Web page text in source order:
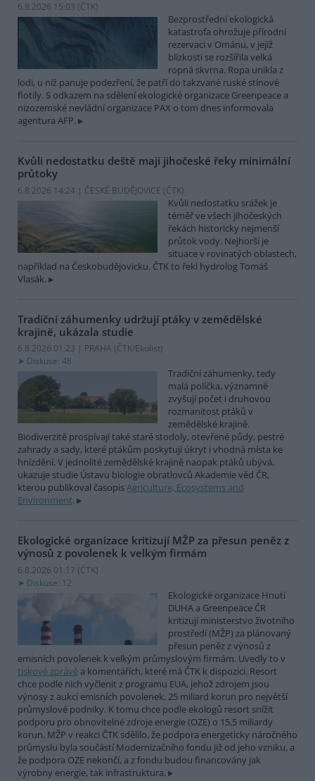
6.8.2026 15:03 (ČTK)
Bezprostřední ekologická
katastrofa ohrožuje přírodní
rezervaci v Ománu, v jejíž
blízkosti se rozšířila velká
ropná skvrna. Ropa unikla z
lodi, u níž panuje podezření, že patří do takzvané ruské stínové
flotily. S odkazem na sdělení ekologické organizace Greenpeace a
nizozemské nevládní organizace PAX o tom dnes informovala
agentura AFP.
Kvůli nedostatku deště mají jihočeské řeky minimální
průtoky
6.8.2026 14:24 | ČESKÉ BUDĚJOVICE (ČTK)
Kvůli nedostatku srážek je
téměř ve všech jihočeských
řekách historicky nejmenší
průtok vody. Nejhorší je
situace v rovinatých oblastech,
například na Českobudějovicku. ČTK to řekl hydrolog Tomáš
Vlasák.
Tradiční záhumenky udržují ptáky v zemědělské
krajině, ukázala studie
6.8.2026 01:23 | PRAHA (ČTK/Ekolist)
Diskuse: 48
Tradiční záhumenky, tedy
malá políčka, významně
zvyšují počet i druhovou
rozmanitost ptáků v
zemědělské krajině.
Biodiverzitě prospívají také staré stodoly, otevřené půdy, pestré
zahrady a sady, které ptákům poskytují úkryt i vhodná místa ke
hnízdění. V jednolité zemědělské krajině naopak ptáků ubývá,
ukazuje studie Ústavu biologie obratlovců Akademie věd ČR,
kterou publikoval časopisAgriculture, Ecosystems and
Environment.
Ekologické organizace kritizují MŽP za přesun peněz z
výnosů z povolenek k velkým firmám
6.8.2026 01:17 (ČTK)
Diskuse: 12
Ekologické organizace Hnutí
DUHA a Greenpeace ČR
kritizují ministerstvo životního
prostředí (MŽP) za plánovaný
přesun peněz z výnosů z
emisních povolenek k velkým průmyslovým firmám. Uvedly to v
tiskové zprávě a komentářích, které má ČTK k dispozici. Resort
chce podle nich vyčlenit z programu EUA, jehož zdrojem jsou
výnosy z aukcí emisních povolenek, 25 miliard korun pro největší
průmyslové podniky. K tomu chce podle ekologů resort snížit
podporu pro obnovitelné zdroje energie (OZE) o 15,5 miliardy
korun. MŽP v reakci ČTK sdělilo, že podpora energeticky náročného
průmyslu byla součástí Modernizačního fondu již od jeho vzniku, a
že podpora OZE nekončí, a z fondu budou financovány jak
výrobny energie, tak infrastruktura.